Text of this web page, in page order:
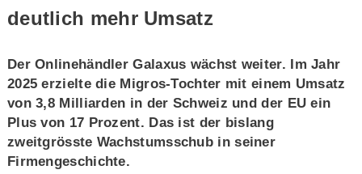
deutlich mehr Umsatz
Der Onlinehändler Galaxus wächst weiter. Im Jahr
2025 erzielte die Migros-Tochter mit einem Umsatz
von 3,8 Milliarden in der Schweiz und der EU ein
Plus von 17 Prozent. Das ist der bislang
zweitgrösste Wachstumsschub in seiner
Firmengeschichte.